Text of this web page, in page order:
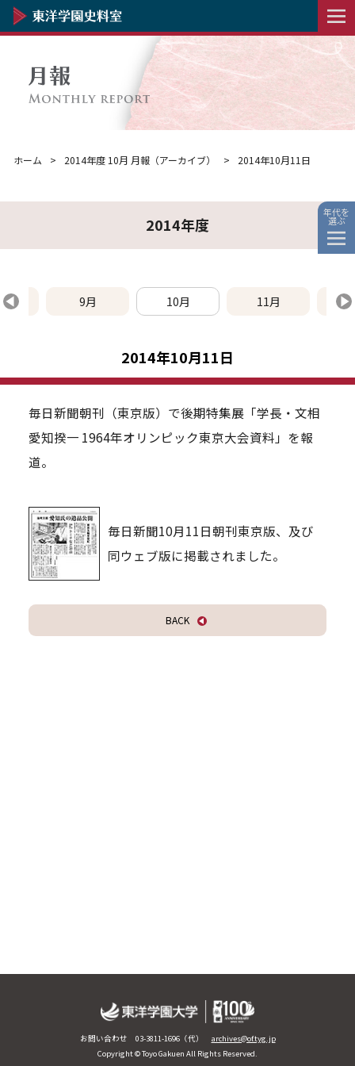
ホーム 2014年度 10月 月報（アーカイブ） 2014年10月11日
2014年度
年代を
選ぶ
月 9月 10月 11月
2014年10月11日
毎日新聞朝刊（東京版）で後期特集展「学長・文相
愛知揆一 1964年オリンピック東京大会資料」を報
道。
毎日新聞10月11日朝刊東京版、及び
同ウェブ版に掲載されました。
BACK
お問い合わせ 03-3811-1696（代） archives@of.tyg.jp
Copyright © Toyo Gakuen All Rights Reserved.